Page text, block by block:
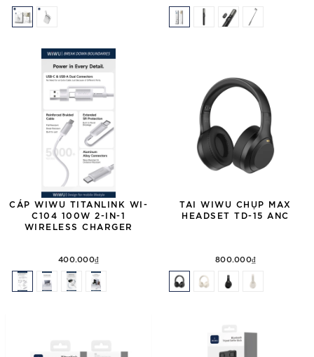
CÁP WIWU TITANLINK WI-
C104 100W 2-IN-1
WIRELESS CHARGER
400.000₫
TAI WIWU CHỤP MAX
HEADSET TD-15 ANC
800.000₫